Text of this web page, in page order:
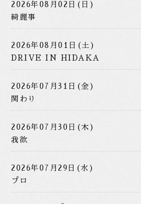
2026年08月02日(日)
綺麗事
2026年08月01日(土)
DRIVE IN HIDAKA
2026年07月31日(金)
関わり
2026年07月30日(木)
我欲
2026年07月29日(水)
プロ